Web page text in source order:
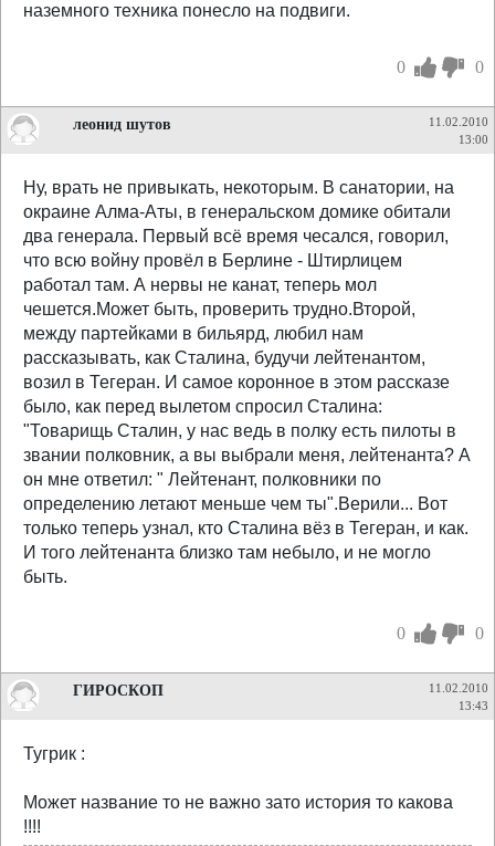
наземного техника понесло на подвиги.
0 0
леонид шутов
11.02.2010
13:00
Ну, врать не привыкать, некоторым. В санатории, на
окраине Алма-Аты, в генеральском домике обитали
два генерала. Первый всё время чесался, говорил,
что всю войну провёл в Берлине - Штирлицем
работал там. А нервы не канат, теперь мол
чешется.Может быть, проверить трудно.Второй,
между партейками в бильярд, любил нам
рассказывать, как Сталина, будучи лейтенантом,
возил в Тегеран. И самое коронное в этом рассказе
было, как перед вылетом спросил Сталина:
"Товарищь Сталин, у нас ведь в полку есть пилоты в
звании полковник, а вы выбрали меня, лейтенанта? А
он мне ответил: " Лейтенант, полковники по
определению летают меньше чем ты".Верили... Вот
только теперь узнал, кто Сталина вёз в Тегеран, и как.
И того лейтенанта близко там небыло, и не могло
быть.
0 0
ГИРОСКОП
11.02.2010
13:43
Тугрик :
Может название то не важно зато история то какова
!!!!